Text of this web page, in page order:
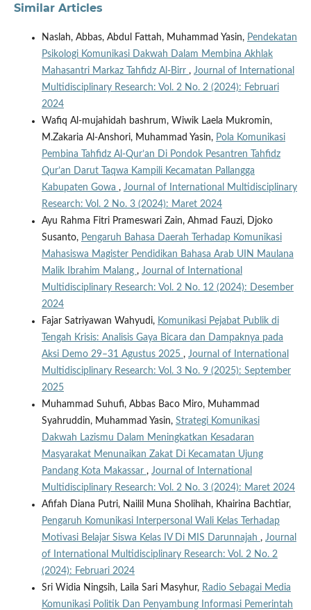
Similar Articles
Naslah, Abbas, Abdul Fattah, Muhammad Yasin, Pendekatan
Psikologi Komunikasi Dakwah Dalam Membina Akhlak
Mahasantri Markaz Tahfidz Al-Birr , Journal of International
Multidisciplinary Research: Vol. 2 No. 2 (2024): Februari
2024
Wafiq Al-mujahidah bashrum, Wiwik Laela Mukromin,
M.Zakaria Al-Anshori, Muhammad Yasin, Pola Komunikasi
Pembina Tahfidz Al-Qur’an Di Pondok Pesantren Tahfidz
Qur’an Darut Taqwa Kampili Kecamatan Pallangga
Kabupaten Gowa , Journal of International Multidisciplinary
Research: Vol. 2 No. 3 (2024): Maret 2024
Ayu Rahma Fitri Prameswari Zain, Ahmad Fauzi, Djoko
Susanto, Pengaruh Bahasa Daerah Terhadap Komunikasi
Mahasiswa Magister Pendidikan Bahasa Arab UIN Maulana
Malik Ibrahim Malang , Journal of International
Multidisciplinary Research: Vol. 2 No. 12 (2024): Desember
2024
Fajar Satriyawan Wahyudi, Komunikasi Pejabat Publik di
Tengah Krisis: Analisis Gaya Bicara dan Dampaknya pada
Aksi Demo 29–31 Agustus 2025 , Journal of International
Multidisciplinary Research: Vol. 3 No. 9 (2025): September
2025
Muhammad Suhufi, Abbas Baco Miro, Muhammad
Syahruddin, Muhammad Yasin, Strategi Komunikasi
Dakwah Lazismu Dalam Meningkatkan Kesadaran
Masyarakat Menunaikan Zakat Di Kecamatan Ujung
Pandang Kota Makassar , Journal of International
Multidisciplinary Research: Vol. 2 No. 3 (2024): Maret 2024
Afifah Diana Putri, Nailil Muna Sholihah, Khairina Bachtiar,
Pengaruh Komunikasi Interpersonal Wali Kelas Terhadap
Motivasi Belajar Siswa Kelas IV Di MIS Darunnajah , Journal
of International Multidisciplinary Research: Vol. 2 No. 2
(2024): Februari 2024
Sri Widia Ningsih, Laila Sari Masyhur, Radio Sebagai Media
Komunikasi Politik Dan Penyambung Informasi Pemerintah